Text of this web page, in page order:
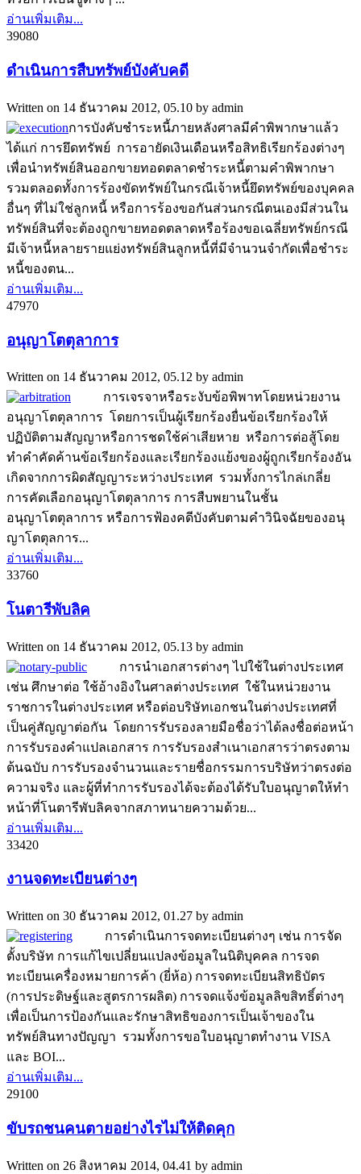
อ่านเพิ่มเติม...
39080
ดำเนินการสืบทรัพย์บังคับคดี
Written on 14 ธันวาคม 2012, 05.10 by admin
การบังคับชำระหนี้ภายหลังศาลมีคำพิพากษาแล้ว
ได้แก่ การยึดทรัพย์ การอายัดเงินเดือนหรือสิทธิเรียกร้องต่างๆ
เพื่อนำทรัพย์สินออกขายทอดตลาดชำระหนี้ตามคำพิพากษา
รวมตลอดทั้งการร้องขัดทรัพย์ในกรณีเจ้าหนี้ยึดทรัพย์ของบุคคล
อื่นๆ ที่ไม่ใช่ลูกหนี้ หรือการร้องขอกันส่วนกรณีตนเองมีส่วนใน
ทรัพย์สินที่จะต้องถูกขายทอดตลาดหรือร้องขอเฉลี่ยทรัพย์กรณี
มีเจ้าหนี้หลายรายแย่งทรัพย์สินลูกหนี้ที่มีจำนวนจำกัดเพื่อชำระ
หนี้ของตน...
อ่านเพิ่มเติม...
47970
อนุญาโตตุลาการ
Written on 14 ธันวาคม 2012, 05.12 by admin
การเจรจาหรือระงับข้อพิพาทโดยหน่วยงาน
อนุญาโตตุลาการ โดยการเป็นผู้เรียกร้องยื่นข้อเรียกร้องให้
ปฏิบัติตามสัญญาหรือการชดใช้ค่าเสียหาย หรือการต่อสู้โดย
ทำคำคัดค้านข้อเรียกร้องและเรียกร้องแย้งของผู้ถูกเรียกร้องอัน
เกิดจากการผิดสัญญาระหว่างประเทศ รวมทั้งการไกล่เกลี่ย
การคัดเลือกอนุญาโตตุลาการ การสืบพยานในชั้น
อนุญาโตตุลาการ หรือการฟ้องคดีบังคับตามคำวินิจฉัยของอนุ
ญาโตตุลการ...
อ่านเพิ่มเติม...
33760
โนตารีพับลิค
Written on 14 ธันวาคม 2012, 05.13 by admin
การนำเอกสารต่างๆ ไปใช้ในต่างประเทศ
เช่น ศึกษาต่อ ใช้อ้างอิงในศาลต่างประเทศ ใช้ในหน่วยงาน
ราชการในต่างประเทศ หรือต่อบริษัทเอกชนในต่างประเทศที่
เป็นคู่สัญญาต่อกัน โดยการรับรองลายมือชื่อว่าได้ลงชื่อต่อหน้า
การรับรองคำแปลเอกสาร การรับรองสำเนาเอกสารว่าตรงตาม
ต้นฉบับ การรับรองจำนวนและรายชื่อกรรมการบริษัทว่าตรงต่อ
ความจริง และผู้ที่ทำการรับรองได้จะต้องได้รับใบอนุญาตให้ทำ
หน้าที่โนตารีพับลิคจากสภาทนายความด้วย...
อ่านเพิ่มเติม...
33420
งานจดทะเบียนต่างๆ
Written on 30 ธันวาคม 2012, 01.27 by admin
การดำเนินการจดทะเบียนต่างๆ เช่น การจัด
ตั้งบริษัท การแก้ไขเปลี่ยนแปลงข้อมูลในนิติบุคคล การจด
ทะเบียนเครื่องหมายการค้า (ยี่ห้อ) การจดทะเบียนสิทธิบัตร
(การประดิษฐ์และสูตรการผลิต) การจดแจ้งข้อมูลลิขสิทธิ์ต่างๆ
เพื่อเป็นการป้องกันและรักษาสิทธิของการเป็นเจ้าของใน
ทรัพย์สินทางปัญญา รวมทั้งการขอใบอนุญาตทำงาน VISA
และ BOI...
อ่านเพิ่มเติม...
29100
ขับรถชนคนตายอย่างไรไม่ให้ติดคุก
Written on 26 สิงหาคม 2014, 04.41 by admin